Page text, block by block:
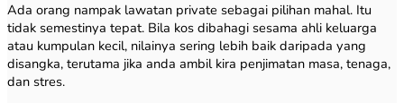
Ada orang nampak lawatan private sebagai pilihan mahal. Itu
tidak semestinya tepat. Bila kos dibahagi sesama ahli keluarga
atau kumpulan kecil, nilainya sering lebih baik daripada yang
disangka, terutama jika anda ambil kira penjimatan masa, tenaga,
dan stres.